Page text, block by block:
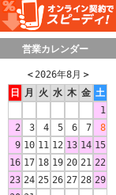
営業カレンダー
＜ 2026年8月 ＞
日
月 火 水 木 金 土
1
2
3 4 5 6 7
8
9 10 11 12 13 14 15
16 17 18 19 20 21 22
23 24 25 26 27 28 29